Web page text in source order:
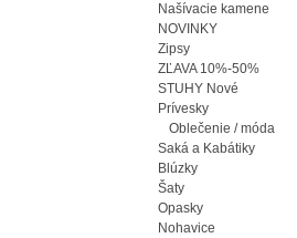
Našívacie kamene
NOVINKY
Zipsy
ZĽAVA 10%-50%
STUHY Nové
Prívesky
Oblečenie / móda
Saká a Kabátiky
Blúzky
Šaty
Opasky
Nohavice